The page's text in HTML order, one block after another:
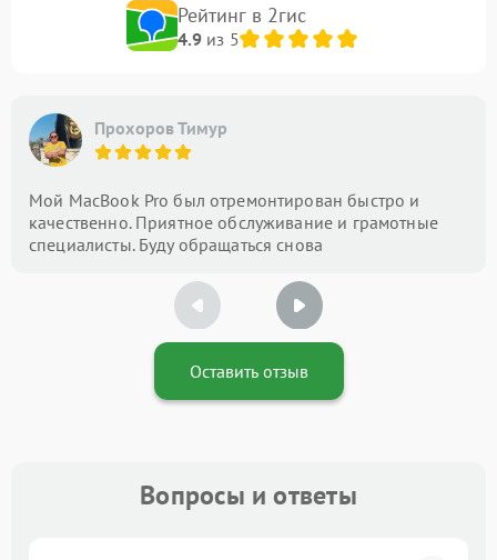
Рейтинг в 2гис
4.9из 5
Прохоров Тимур
Мой MacBook Pro был отремонтирован быстро и
качественно. Приятное обслуживание и грамотные
специалисты. Буду обращаться снова
Оставить отзыв
Вопросы и ответы